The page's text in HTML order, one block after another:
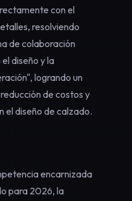
con el
resolviendo
de colaboración
diseño y la
logrando un
reducción de costos y
el diseño de calzado.
encarnizada
para 2026, la